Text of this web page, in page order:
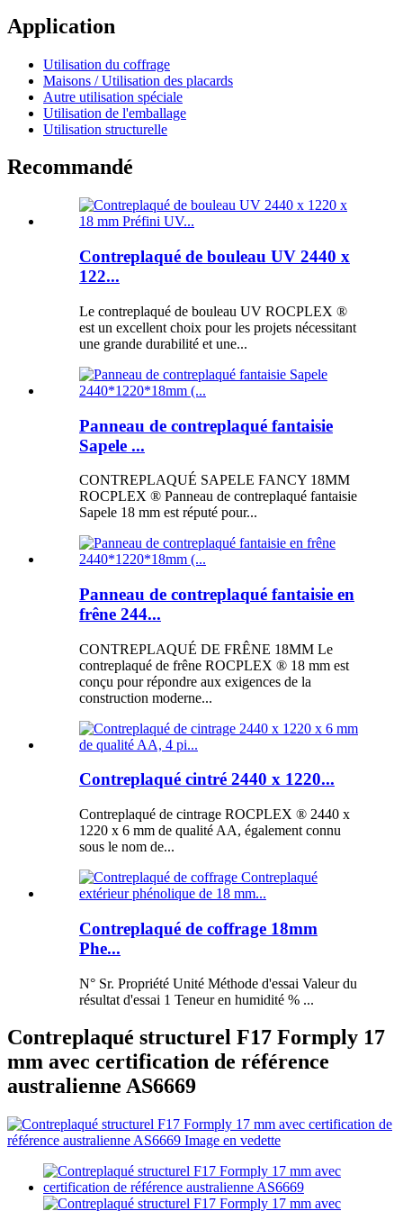
Application
Utilisation du coffrage
Maisons / Utilisation des placards
Autre utilisation spéciale
Utilisation de l'emballage
Utilisation structurelle
Recommandé
Contreplaqué de bouleau UV 2440 x
122...
Le contreplaqué de bouleau UV ROCPLEX ®
est un excellent choix pour les projets nécessitant
une grande durabilité et une...
Panneau de contreplaqué fantaisie
Sapele ...
CONTREPLAQUÉ SAPELE FANCY 18MM
ROCPLEX ® Panneau de contreplaqué fantaisie
Sapele 18 mm est réputé pour...
Panneau de contreplaqué fantaisie en
frêne 244...
CONTREPLAQUÉ DE FRÊNE 18MM Le
contreplaqué de frêne ROCPLEX ® 18 mm est
conçu pour répondre aux exigences de la
construction moderne...
Contreplaqué cintré 2440 x 1220...
Contreplaqué de cintrage ROCPLEX ® 2440 x
1220 x 6 mm de qualité AA, également connu
sous le nom de...
Contreplaqué de coffrage 18mm
Phe...
N° Sr. Propriété Unité Méthode d'essai Valeur du
résultat d'essai 1 Teneur en humidité % ...
Contreplaqué structurel F17 Formply 17
mm avec certification de référence
australienne AS6669